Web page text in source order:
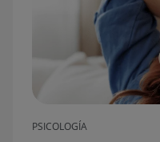
PSICOLOGÍA